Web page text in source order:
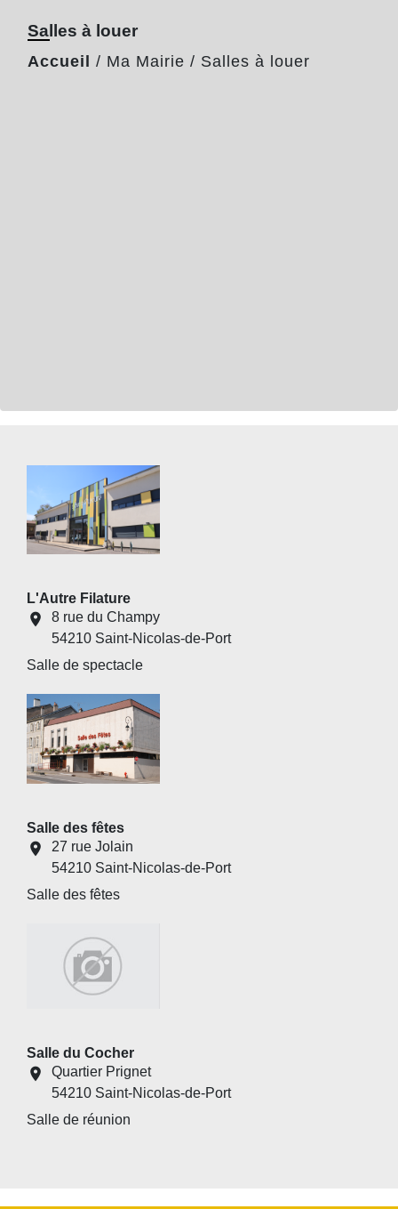
Salles à louer
Accueil / Ma Mairie / Salles à louer
L'Autre Filature
location_on
8 rue du Champy
54210 Saint-Nicolas-de-Port
Salle de spectacle
Salle des fêtes
location_on
27 rue Jolain
54210 Saint-Nicolas-de-Port
Salle des fêtes
Salle du Cocher
location_on
Quartier Prignet
54210 Saint-Nicolas-de-Port
Salle de réunion